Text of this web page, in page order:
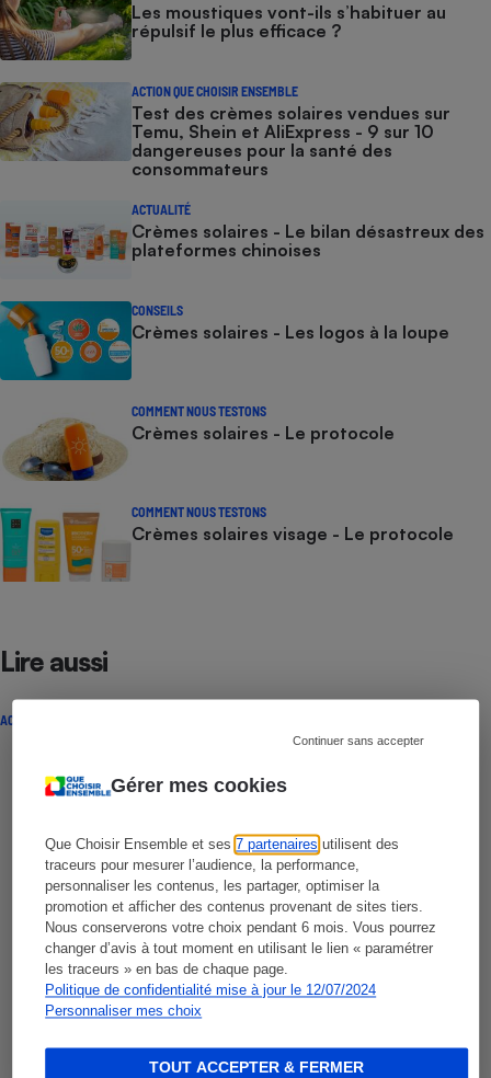
Gérer mes cookies
Que Choisir Ensemble et ses7 partenaires utilisent des
traceurs pour mesurer l’audience, la performance,
personnaliser les contenus, les partager, optimiser la
promotion et afficher des contenus provenant de sites tiers.
Nous conserverons votre choix pendant 6 mois. Vous pourrez
changer d’avis à tout moment en utilisant le lien « paramétrer
les traceurs » en bas de chaque page.
Politique de confidentialité mise à jour le 12/07/2024
Personnaliser mes choix
Continuer sans accepter
TOUT ACCEPTER & FERMER
Les moustiques vont-ils s’habituer au
répulsif le plus efficace ?
ACTION QUE CHOISIR ENSEMBLE
Test des crèmes solaires vendues sur
Temu, Shein et AliExpress - 9 sur 10
dangereuses pour la santé des
consommateurs
ACTUALITÉ
Crèmes solaires - Le bilan désastreux des
plateformes chinoises
CONSEILS
Crèmes solaires - Les logos à la loupe
COMMENT NOUS TESTONS
Crèmes solaires - Le protocole
COMMENT NOUS TESTONS
Crèmes solaires visage - Le protocole
Lire aussi
ACTUALITÉ